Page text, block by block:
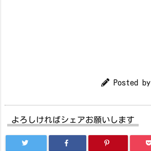
Posted by
よろしければシェアお願いします